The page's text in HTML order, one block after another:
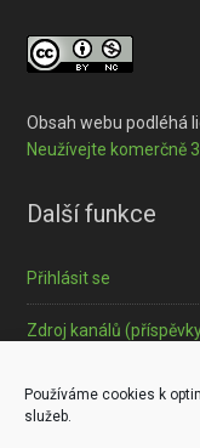
Používáme cookies k
služeb.
Obsah webu podléhá
Neužívejte komerčně
Další funkce
Přihlásit se
Zdroj kanálů